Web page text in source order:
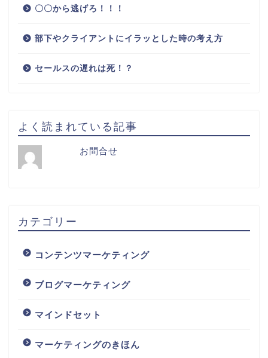
〇〇から逃げろ！！！
部下やクライアントにイラッとした時の考え方
セールスの遅れは死！？
よく読まれている記事
お問合せ
カテゴリー
コンテンツマーケティング
ブログマーケティング
マインドセット
マーケティングのきほん